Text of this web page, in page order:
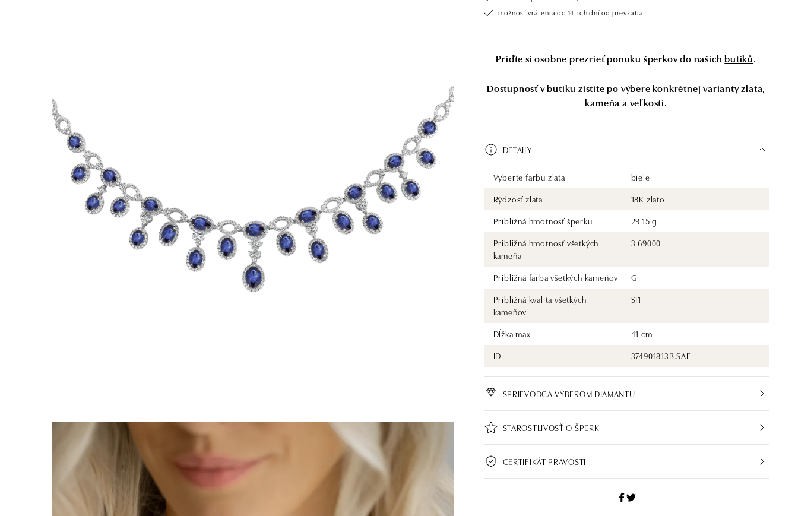
možnosť vrátenia do 14tich dní od prevzatia
Príďte si osobne prezrieť ponuku šperkov do našichbutiků.
Dostupnosť v butiku zistíte po výbere konkrétnej varianty zlata,
kameňa a veľkosti.
DETAILY
Vyberte farbu zlata
biele
Rýdzosť zlata
18K zlato
Približná hmotnosť šperku
29.15 g
Približná hmotnosť všetkých
kameňa
3.69000
Približná farba všetkých kameňov
G
Približná kvalita všetkých
kameňov
SI1
Dĺžka max
41 cm
ID
374901813B.SAF
SPRIEVODCA VÝBEROM DIAMANTU
STAROSTLIVOSŤ O ŠPERK
CERTIFIKÁT PRAVOSTI